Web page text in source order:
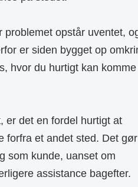
opstår uventet,
er siden bygget op
hvor du hurtigt kan komme
er det en fordel hurtigt at
forfra et andet sted. Det gør
som kunde, uanset om
assistance bagefter.